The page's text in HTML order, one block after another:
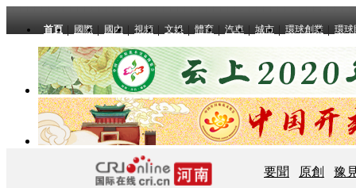
首頁 國際 國內 視頻 文娛 體育 汽車 城市 環球創業 環球
要聞 原創 豫